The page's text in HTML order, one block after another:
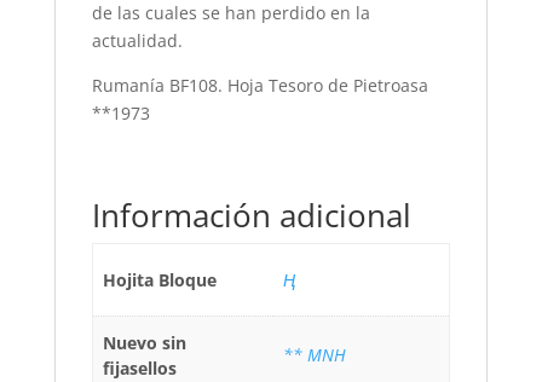
de las cuales se han perdido en la
actualidad.
Rumanía BF108. Hoja Tesoro de Pietroasa
**1973
Información adicional
Hojita Bloque Ң
Nuevo sin
fijasellos
** MNH